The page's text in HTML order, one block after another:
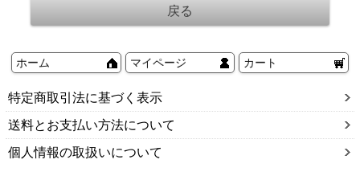
ホーム マイページ カート
特定商取引法に基づく表示
送料とお支払い方法について
個人情報の取扱いについて